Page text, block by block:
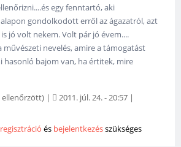
egy fenntartó, aki
gondolkodott erről az ágazatról, azt
jó volt nekem. Volt pár jó évem....
művészeti nevelés, amire a támogatást
hasonló bajom van, ha értitek, mire
ellenőrzött) | 2011. júl. 24. - 20:57 |
regisztráció és bejelentkezésszükséges